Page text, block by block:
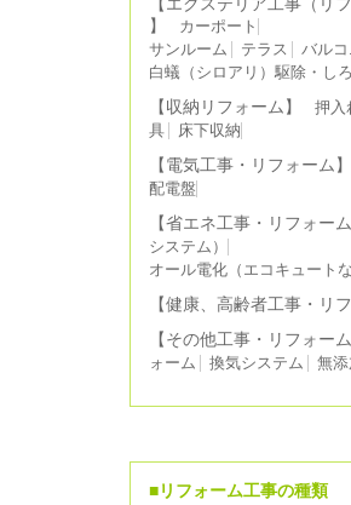
【エクステリア工事（リ
】
カーポート
サンルーム
テラス
バル
白蟻（シロアリ）駆除・し
【収納リフォーム】
押入
具
床下収納
【電気工事・リフォーム
配電盤
【省エネ工事・リフォー
システム）
オール電化（エコキュート
【健康、高齢者工事・リ
【その他工事・リフォー
ォーム 換気システム 無
■リフォーム工事の種類